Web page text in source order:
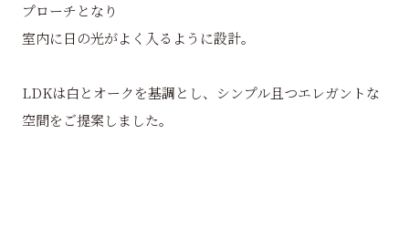
プローチとなり
室内に日の光がよく入るように設計。
LDKは白とオークを基調とし、シンプル且つエレガントな
空間をご提案しました。